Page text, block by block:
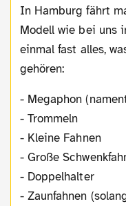
In Hamburg fährt man bei Gästefans das gleiche
Modell wie bei uns
einmal fast alles,
gehören:
- Megaphon
- Trommeln
- Kleine Fahnen
- Große
- Doppelhalter
- Zaunfahnen